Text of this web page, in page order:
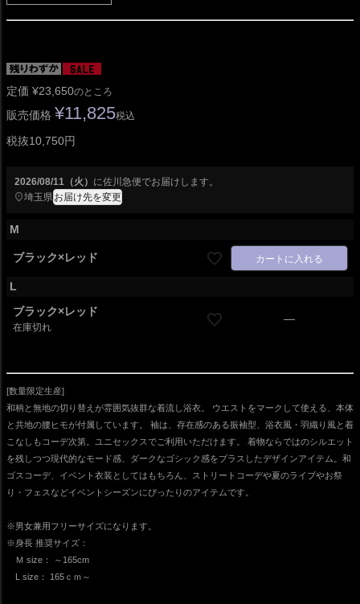
定価 ¥23,650のところ
販売価格 ¥11,825税込
税抜10,750円
2026/08/11（火） に佐川急便でお届けします。
埼玉県 お届け先を変更
M
ブラック×レッド カートに入れる
L
ブラック×レッド
在庫切れ
—
[数量限定生産]
和柄と無地の切り替えが雰囲気抜群な着流し浴衣。 ウエストをマークして使える、本体
と共地の腰ヒモが付属しています。 袖は、存在感のある振袖型、浴衣風・羽織り風と着
こなしもコーデ次第。ユニセックスでご利用いただけます。 着物ならではのシルエット
を残しつつ現代的なモード感、ダークなゴシック感をプラスしたデザインアイテム。和
ゴスコーデ、イベント衣装としてはもちろん、ストリートコーデや夏のライブやお祭
り・フェスなどイベントシーズンにぴったりのアイテムです。
※男女兼用フリーサイズになります。
※身長 推奨サイズ：
Ｍ size： ～165cm
L size： 165ｃｍ～